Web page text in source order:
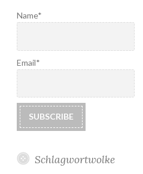
Name*
Email*
Schlagwortwolke